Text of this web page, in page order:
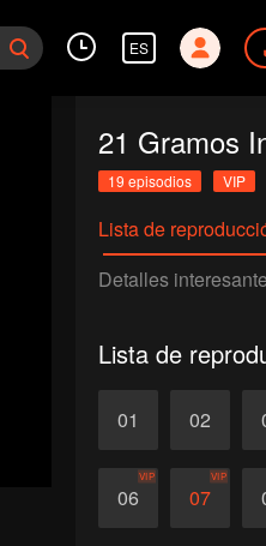
ES
21 Gramos
19 episodios VIP
Lista de
Detalles
Lista de
01 02
06
VIP
07
VIP